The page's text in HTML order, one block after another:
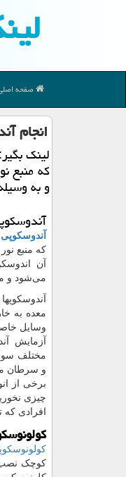
صفحه
انجام
لینك
كه منبع
و به
آندوسکوپی
که منبع
آن
می‌شود و
معده به
وسایل
آزمایش
مختلف
و سرطان
برخی از
چیزی
افرادی
کوچک نصب